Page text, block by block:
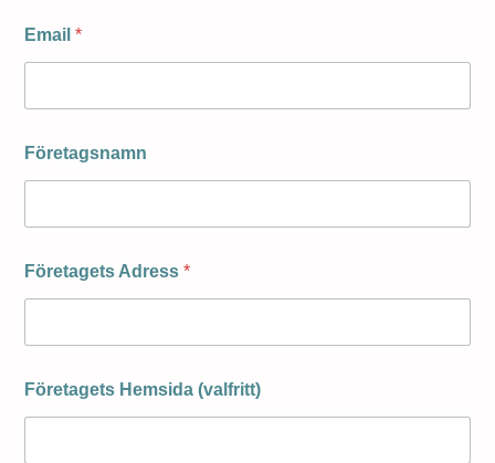
Email *
Företagsnamn
Företagets Adress *
Företagets Hemsida (valfritt)